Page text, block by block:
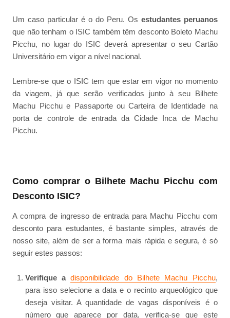
Um caso particular é o do Peru. Os estudantes peruanos
que não tenham o ISIC também têm desconto Boleto Machu
Picchu, no lugar do ISIC deverá apresentar o seu Cartão
Universitário em vigor a nível nacional.
Lembre-se que o ISIC tem que estar em vigor no momento
da viagem, já que serão verificados junto à seu Bilhete
Machu Picchu e Passaporte ou Carteira de Identidade na
porta de controle de entrada da Cidade Inca de Machu
Picchu.
Como comprar o Bilhete Machu Picchu com
Desconto ISIC?
A compra de ingresso de entrada para Machu Picchu com
desconto para estudantes, é bastante simples, através de
nosso site, além de ser a forma mais rápida e segura, é só
seguir estes passos:
Verifique a disponibilidade do Bilhete Machu Picchu,
para isso selecione a data e o recinto arqueológico que
deseja visitar. A quantidade de vagas disponíveis é o
número que aparece por data, verifica-se que este